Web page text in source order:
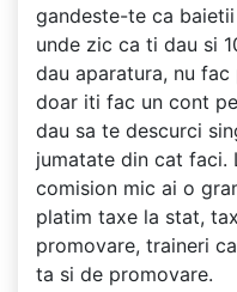
gandeste-te ca
unde zic ca ti dau si
dau aparatura, nu
doar iti fac un cont
dau sa te descurci
jumatate din cat faci.
comision mic ai o
platim taxe la stat,
promovare, traineri
ta si de promovare.